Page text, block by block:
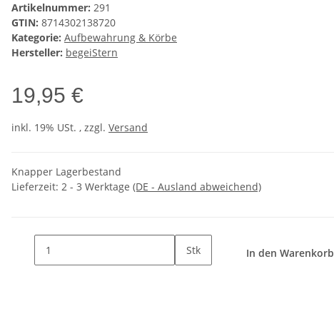
Artikelnummer: 291
GTIN: 8714302138720
Kategorie: Aufbewahrung & Körbe
Hersteller: begeiStern
19,95 €
inkl. 19% USt. , zzgl. Versand
Knapper Lagerbestand
Lieferzeit: 2 - 3 Werktage (DE - Ausland abweichend)
Stk In den Warenkorb